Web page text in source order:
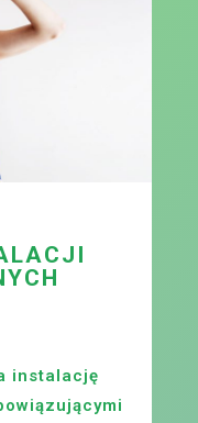
instalację